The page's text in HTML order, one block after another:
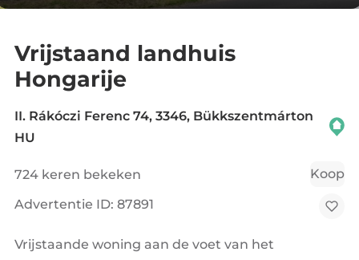
Vrijstaand landhuis
Hongarije
II. Rákóczi Ferenc 74, 3346, Bükkszentmárton
HU
724 keren bekeken
Koop
Advertentie ID: 87891
Vrijstaande woning aan de voet van het